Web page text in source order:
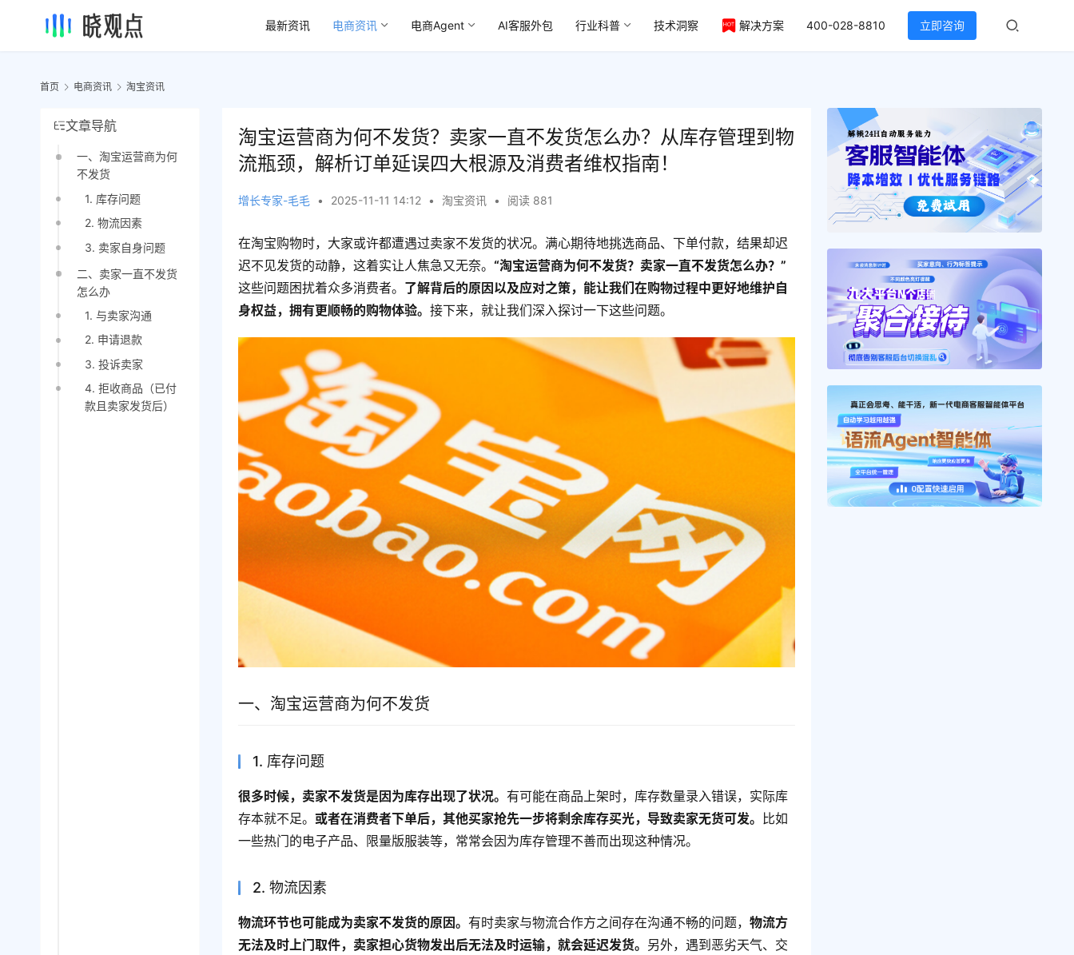
最新资讯 电商资讯 电商Agent AI客服外包 行业科普 技术洞察 解决方案 400-028-8810 立即咨询
首页 电商资讯 淘宝资讯
文章导航
一、淘宝运营商为何
不发货
1. 库存问题
2. 物流因素
3. 卖家自身问题
二、卖家一直不发货
怎么办
1. 与卖家沟通
2. 申请退款
3. 投诉卖家
4. 拒收商品（已付
款且卖家发货后）
淘宝运营商为何不发货？卖家一直不发货怎么办？从库存管理到物
流瓶颈，解析订单延误四大根源及消费者维权指南！
增长专家-毛毛 • 2025-11-11 14:12 • 淘宝资讯 • 阅读 881
在淘宝购物时，大家或许都遭遇过卖家不发货的状况。满心期待地挑选商品、下单付款，结果却迟
迟不见发货的动静，这着实让人焦急又无奈。“淘宝运营商为何不发货？卖家一直不发货怎么办？”
这些问题困扰着众多消费者。 了解背后的原因以及应对之策，能让我们在购物过程中更好地维护自
身权益，拥有更顺畅的购物体验。接下来，就让我们深入探讨一下这些问题。
一、淘宝运营商为何不发货
1. 库存问题
很多时候，卖家不发货是因为库存出现了状况。有可能在商品上架时，库存数量录入错误，实际库
存本就不足。或者在消费者下单后，其他买家抢先一步将剩余库存买光，导致卖家无货可发。 比如
一些热门的电子产品、限量版服装等，常常会因为库存管理不善而出现这种情况。
2. 物流因素
物流环节也可能成为卖家不发货的原因。有时卖家与物流合作方之间存在沟通不畅的问题，物流方
无法及时上门取件，卖家担心货物发出后无法及时运输，就会延迟发货。 另外，遇到恶劣天气、交